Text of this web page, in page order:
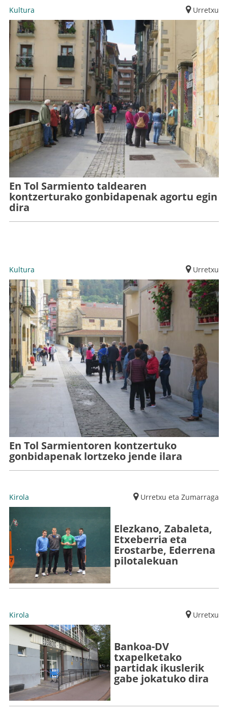
Kultura Urretxu
En Tol Sarmiento taldearen
kontzerturako gonbidapenak agortu egin
dira
Kultura Urretxu
En Tol Sarmientoren kontzertuko
gonbidapenak lortzeko jende ilara
Kirola Urretxu eta Zumarraga
Elezkano, Zabaleta,
Etxeberria eta
Erostarbe, Ederrena
pilotalekuan
Kirola Urretxu
Bankoa-DV
txapelketako
partidak ikuslerik
gabe jokatuko dira